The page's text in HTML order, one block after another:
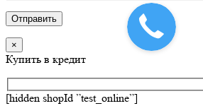
×
Купить в кредит
[hidden shopId ”test_online”]